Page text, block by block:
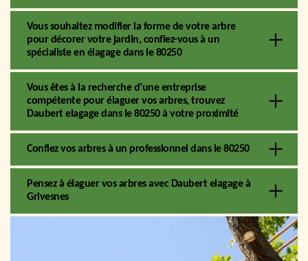
Vous souhaitez modifier la forme de votre arbre
pour décorer votre jardin, confiez-vous à un
spécialiste en élagage dans le 80250
Vous êtes à la recherche d’une entreprise
compétente pour élaguer vos arbres, trouvez
Daubert elagage dans le 80250 à votre proximité
Confiez vos arbres à un professionnel dans le 80250
Pensez à élaguer vos arbres avec Daubert elagage à
Grivesnes